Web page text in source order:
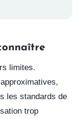
limites.
,
les standards de
trop